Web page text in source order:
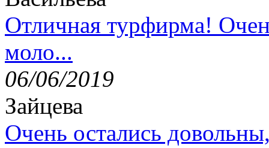
Отличная турфирма!
моло...
06/06/2019
Зайцева
Очень остались